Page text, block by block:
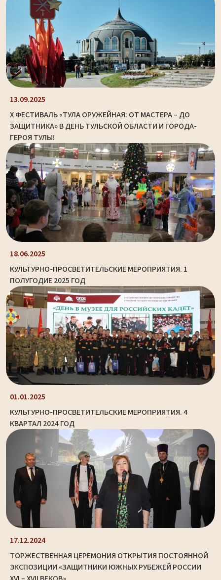
13.09.2025
X ФЕСТИВАЛЬ «ТУЛА ОРУЖЕЙНАЯ: ОТ МАСТЕРА – ДО
ЗАЩИТНИКА» В ДЕНЬ ТУЛЬСКОЙ ОБЛАСТИ И ГОРОДА-
ГЕРОЯ ТУЛЫ!
18.06.2025
КУЛЬТУРНО-ПРОСВЕТИТЕЛЬСКИЕ МЕРОПРИЯТИЯ. 1
ПОЛУГОДИЕ 2025 ГОД
01.01.2025
КУЛЬТУРНО-ПРОСВЕТИТЕЛЬСКИЕ МЕРОПРИЯТИЯ. 4
КВАРТАЛ 2024 ГОД
17.12.2024
ТОРЖЕСТВЕННАЯ ЦЕРЕМОНИЯ ОТКРЫТИЯ ПОСТОЯННОЙ
ЭКСПОЗИЦИИ «ЗАЩИТНИКИ ЮЖНЫХ РУБЕЖЕЙ РОССИИ